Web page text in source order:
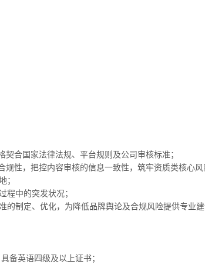
合国家法律法规、平台规则及公司审核标准；
性，把控内容审核的信息一致性，筑牢资质类核心风
；
程中的突发状况；
制定、优化，为降低品牌舆论及合规风险提供专业建
备英语四级及以上证书；